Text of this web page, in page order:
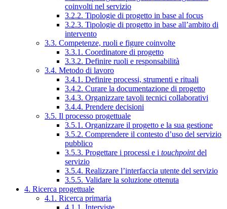
coinvolti nel servizio
3.2.2. Tipologie di progetto in base al focus
3.2.3. Tipologie di progetto in base all’ambito di
intervento
3.3. Competenze, ruoli e figure coinvolte
3.3.1. Coordinatore di progetto
3.3.2. Definire ruoli e responsabilità
3.4. Metodo di lavoro
3.4.1. Definire processi, strumenti e rituali
3.4.2. Curare la documentazione di progetto
3.4.3. Organizzare tavoli tecnici collaborativi
3.4.4. Prendere decisioni
3.5. Il processo progettuale
3.5.1. Organizzare il progetto e la sua gestione
3.5.2. Comprendere il contesto d’uso del servizio
pubblico
3.5.3. Progettare i processi e i touchpointdel
servizio
3.5.4. Realizzare l’interfaccia utente del servizio
3.5.5. Validare la soluzione ottenuta
4. Ricerca progettuale
4.1. Ricerca primaria
4.1.1. Interviste